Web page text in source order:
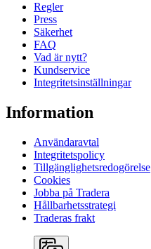
Regler
Press
Säkerhet
FAQ
Vad är nytt?
Kundservice
Integritetsinställningar
Information
Användaravtal
Integritetspolicy
Tillgänglighetsredogörelse
Cookies
Jobba på Tradera
Hållbarhetsstrategi
Traderas frakt